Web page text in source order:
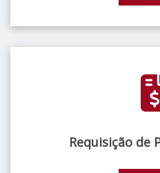
Requisição de